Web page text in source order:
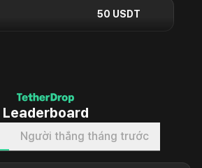
50 USDT
Leaderboard
Người thắng tháng trước